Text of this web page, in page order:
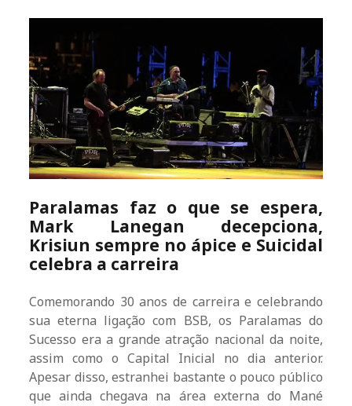
Paralamas faz o que se espera,
Mark Lanegan decepciona,
Krisiun sempre no ápice e Suicidal
celebra a carreira
Comemorando 30 anos de carreira e celebrando
sua eterna ligação com BSB, os Paralamas do
Sucesso era a grande atração nacional da noite,
assim como o Capital Inicial no dia anterior.
Apesar disso, estranhei bastante o pouco público
que ainda chegava na área externa do Mané